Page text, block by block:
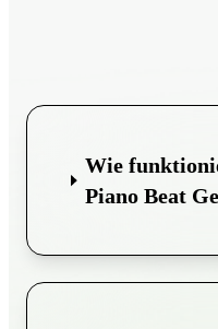
Wie
Piano Beat